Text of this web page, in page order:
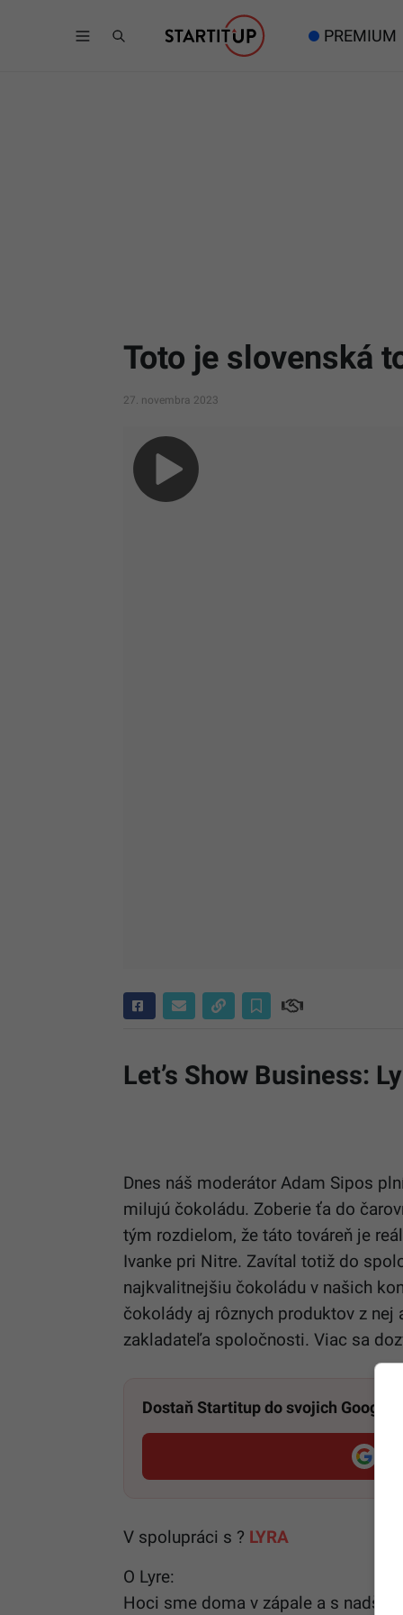
PREMIUM
Toto je slovenská
27. novembra 2023
Let’s Show Business:
Dnes náš moderátor Adam Sipos
milujú čokoládu. Zoberie ťa do
tým rozdielom, že táto továreň je
Ivanke pri Nitre. Zavítal totiž do
najkvalitnejšiu čokoládu v našich
čokolády aj rôznych produktov z
zakladateľa spoločnosti. Viac sa
Dostaň Startitup do svojich Google
V spolupráci s ? LYRA
O Lyre:
Hoci sme doma v zápale a s